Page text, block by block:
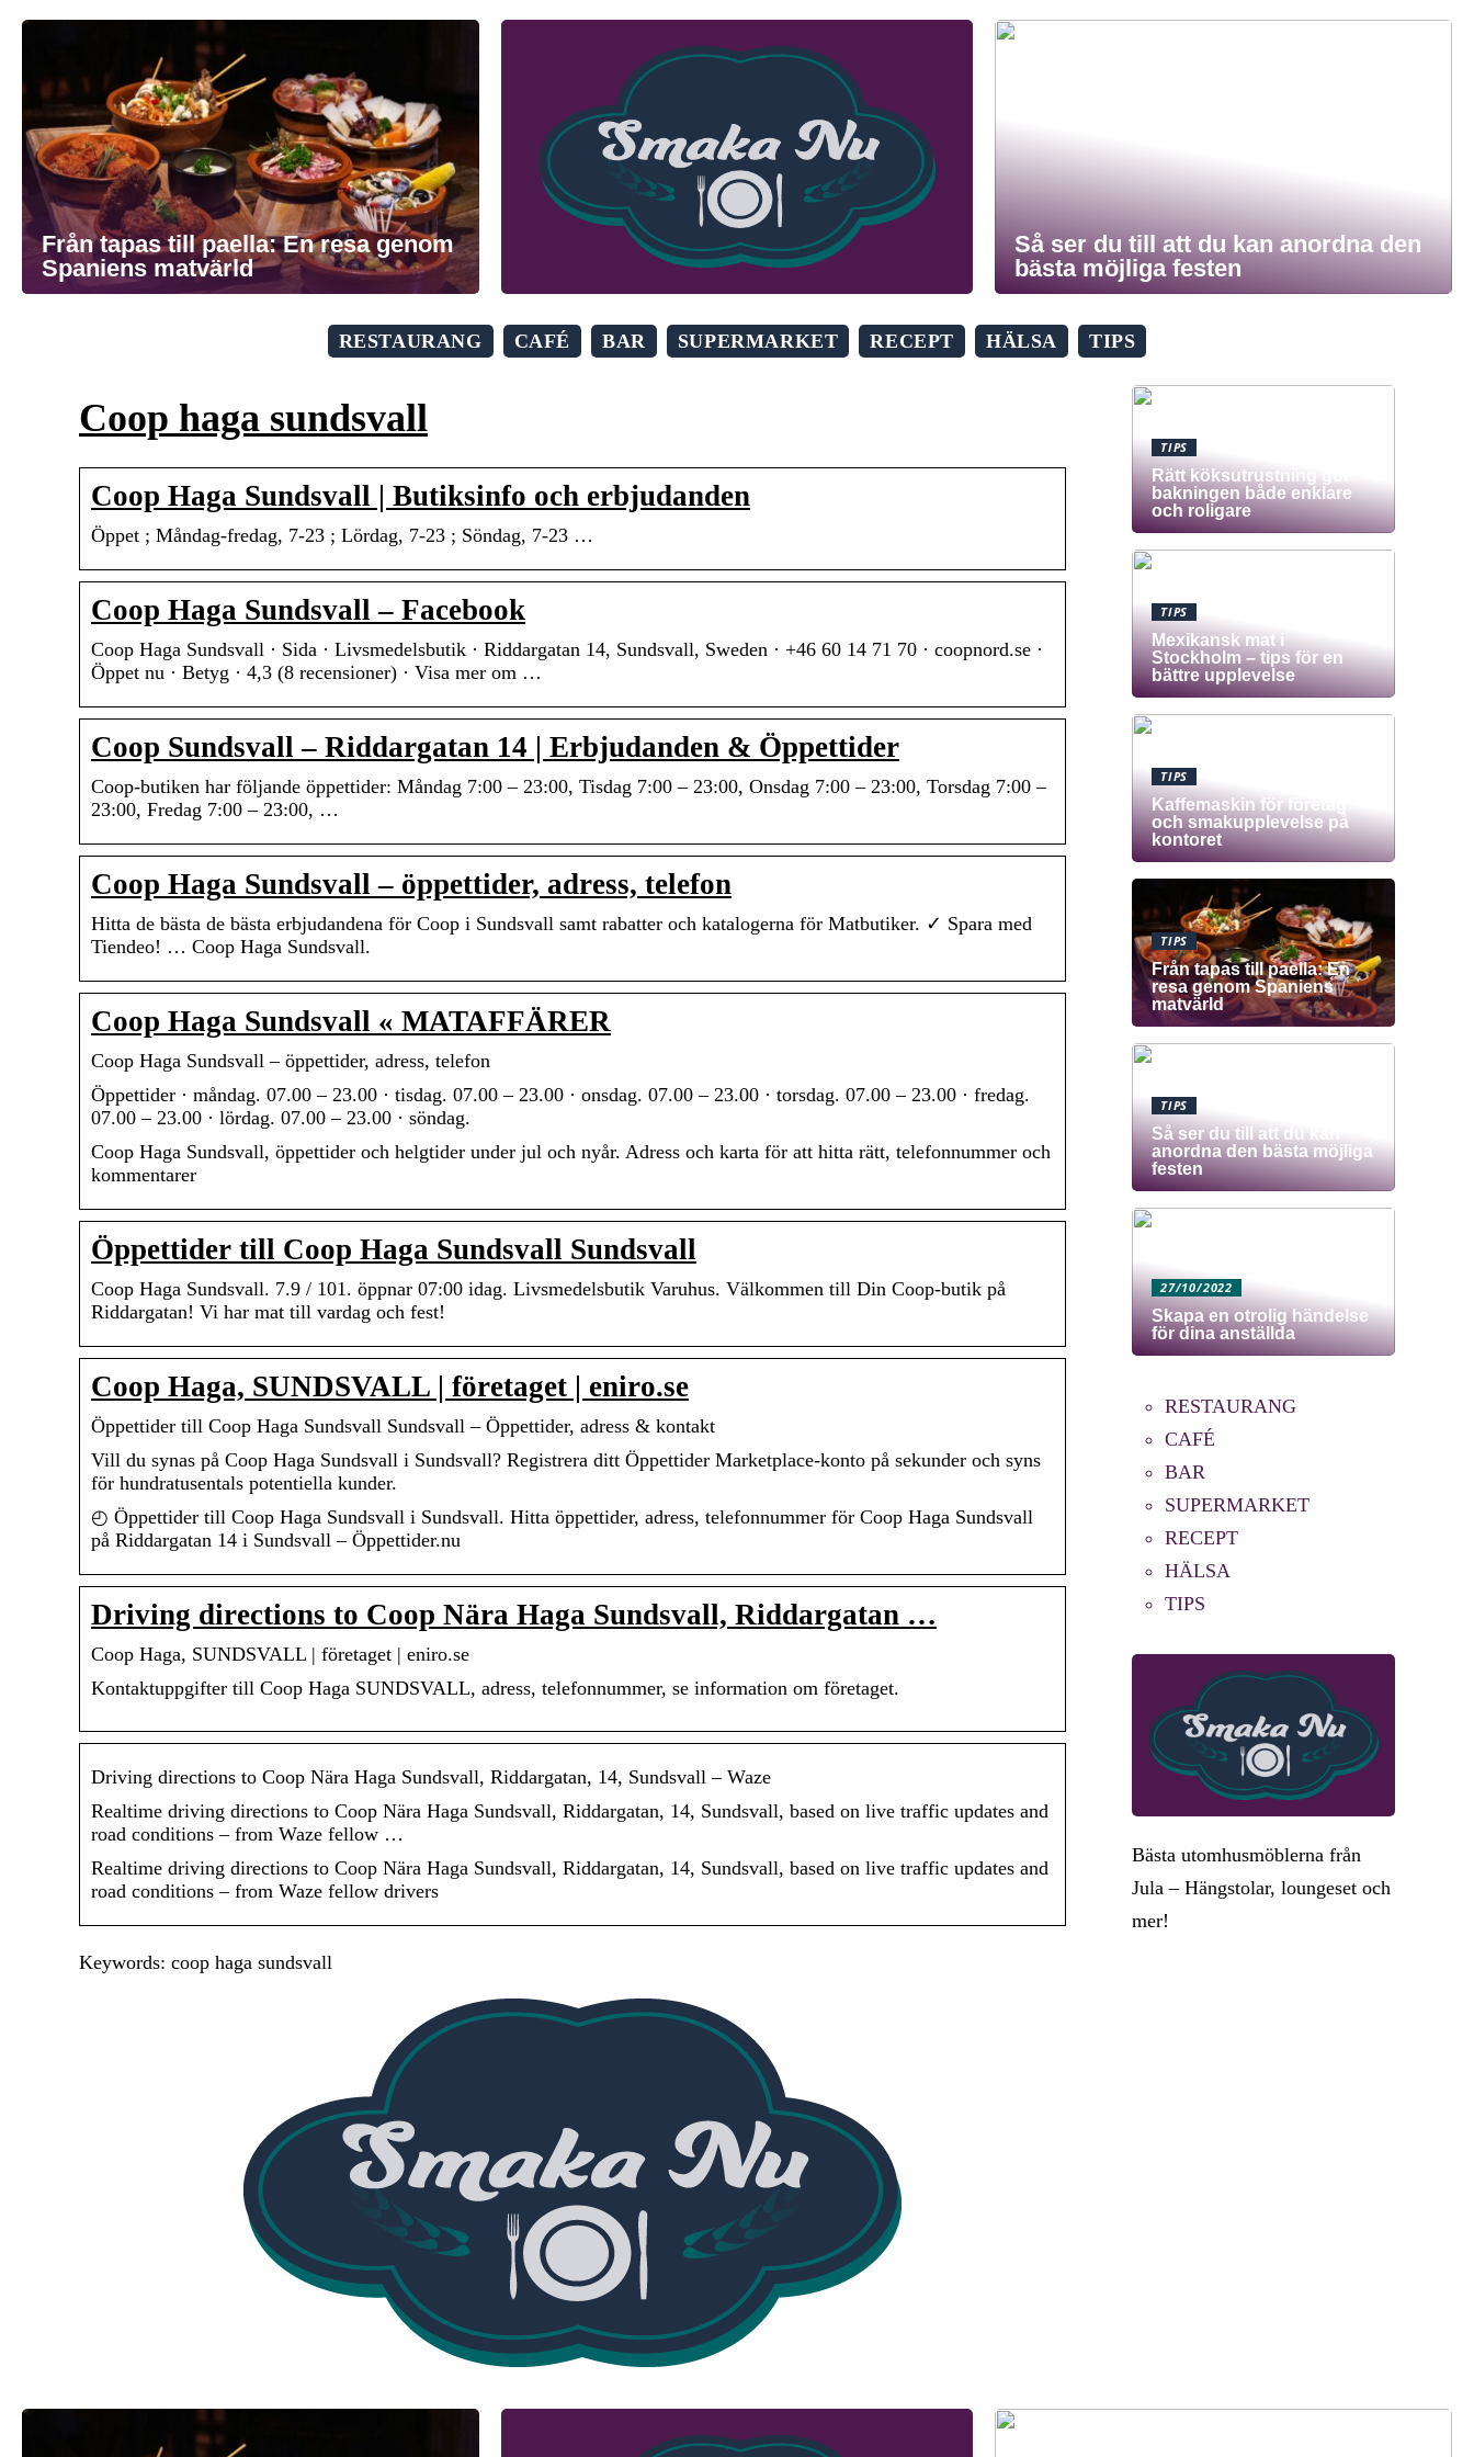
Från tapas till paella: En resa genom
Spaniens matvärld
Så ser du till att du kan anordna den
bästa möjliga festen
RESTAURANG CAFÉ BAR SUPERMARKET RECEPT HÄLSA TIPS
Coop haga sundsvall
Coop Haga Sundsvall | Butiksinfo och erbjudanden
Öppet ; Måndag-fredag, 7-23 ; Lördag, 7-23 ; Söndag, 7-23 …
Coop Haga Sundsvall – Facebook
Coop Haga Sundsvall · Sida · Livsmedelsbutik · Riddargatan 14, Sundsvall, Sweden · +46 60 14 71 70 · coopnord.se ·
Öppet nu · Betyg · 4,3 (8 recensioner) · Visa mer om …
Coop Sundsvall – Riddargatan 14 | Erbjudanden & Öppettider
Coop-butiken har följande öppettider: Måndag 7:00 – 23:00, Tisdag 7:00 – 23:00, Onsdag 7:00 – 23:00, Torsdag 7:00 –
23:00, Fredag 7:00 – 23:00, …
Coop Haga Sundsvall – öppettider, adress, telefon
Hitta de bästa de bästa erbjudandena för Coop i Sundsvall samt rabatter och katalogerna för Matbutiker. ✓ Spara med
Tiendeo! … Coop Haga Sundsvall.
Coop Haga Sundsvall « MATAFFÄRER
Coop Haga Sundsvall – öppettider, adress, telefon
Öppettider · måndag. 07.00 – 23.00 · tisdag. 07.00 – 23.00 · onsdag. 07.00 – 23.00 · torsdag. 07.00 – 23.00 · fredag.
07.00 – 23.00 · lördag. 07.00 – 23.00 · söndag.
Coop Haga Sundsvall, öppettider och helgtider under jul och nyår. Adress och karta för att hitta rätt, telefonnummer och
kommentarer
Öppettider till Coop Haga Sundsvall Sundsvall
Coop Haga Sundsvall. 7.9 / 101. öppnar 07:00 idag. Livsmedelsbutik Varuhus. Välkommen till Din Coop-butik på
Riddargatan! Vi har mat till vardag och fest!
Coop Haga, SUNDSVALL | företaget | eniro.se
Öppettider till Coop Haga Sundsvall Sundsvall – Öppettider, adress & kontakt
Vill du synas på Coop Haga Sundsvall i Sundsvall? Registrera ditt Öppettider Marketplace-konto på sekunder och syns
för hundratusentals potentiella kunder.
◴ Öppettider till Coop Haga Sundsvall i Sundsvall. Hitta öppettider, adress, telefonnummer för Coop Haga Sundsvall
på Riddargatan 14 i Sundsvall – Öppettider.nu
Driving directions to Coop Nära Haga Sundsvall, Riddargatan …
Coop Haga, SUNDSVALL | företaget | eniro.se
Kontaktuppgifter till Coop Haga SUNDSVALL, adress, telefonnummer, se information om företaget.
Driving directions to Coop Nära Haga Sundsvall, Riddargatan, 14, Sundsvall – Waze
Realtime driving directions to Coop Nära Haga Sundsvall, Riddargatan, 14, Sundsvall, based on live traffic updates and
road conditions – from Waze fellow …
Realtime driving directions to Coop Nära Haga Sundsvall, Riddargatan, 14, Sundsvall, based on live traffic updates and
road conditions – from Waze fellow drivers
Keywords: coop haga sundsvall
TIPS
Rätt köksutrustning gör
bakningen både enklare
och roligare
TIPS
Mexikansk mat i
Stockholm – tips för en
bättre upplevelse
TIPS
Kaffemaskin för företag
och smakupplevelse på
kontoret
TIPS
Från tapas till paella: En
resa genom Spaniens
matvärld
TIPS
Så ser du till att du kan
anordna den bästa möjliga
festen
27/10/2022
Skapa en otrolig händelse
för dina anställda
RESTAURANG
CAFÉ
BAR
SUPERMARKET
RECEPT
HÄLSA
TIPS
Bästa utomhusmöblerna från
Jula – Hängstolar, loungeset och
mer!